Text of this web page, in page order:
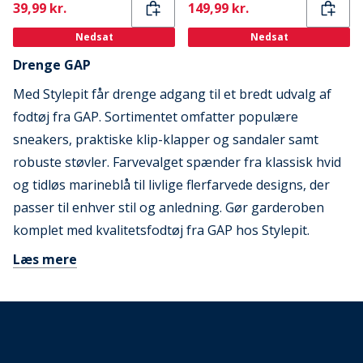
Current
39,99 kr.
Nedsat
Current
149,99 kr.
Nedsat
Drenge GAP
Med Stylepit får drenge adgang til et bredt udvalg af
fodtøj fra GAP. Sortimentet omfatter populære
sneakers, praktiske klip-klapper og sandaler samt
robuste støvler. Farvevalget spænder fra klassisk hvid
og tidløs marineblå til livlige flerfarvede designs, der
passer til enhver stil og anledning. Gør garderoben
komplet med kvalitetsfodtøj fra GAP hos Stylepit.
Læs mere